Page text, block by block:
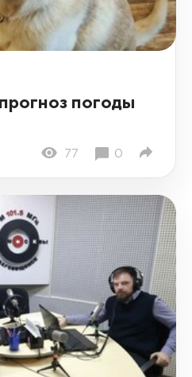
погоды
77 0